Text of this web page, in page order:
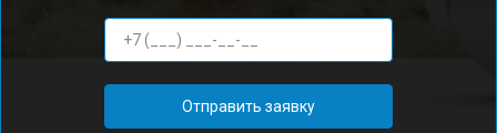
Отправить заявку